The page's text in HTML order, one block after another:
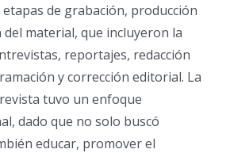
de grabación, producción
material, que incluyeron la
reportajes, redacción
y corrección editorial. La
tuvo un enfoque
dado que no solo buscó
educar, promover el